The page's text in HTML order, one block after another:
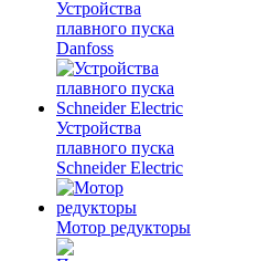
Устройства
плавного пуска
Danfoss
Устройства
плавного пуска
Schneider Electric
Мотор редукторы